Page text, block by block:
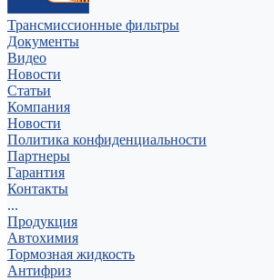
Трансмиссионные фильтры
Документы
Видео
Новости
Статьи
Компания
Новости
Политика конфиденциальности
Партнеры
Гарантия
Контакты
...
Продукция
Автохимия
Тормозная жидкость
Антифриз